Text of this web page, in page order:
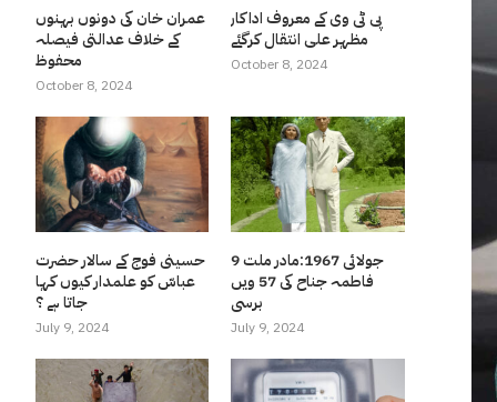
عمران خان کی دونوں بہنوں
کے خلاف عدالتی فیصلہ
محفوظ
October 8, 2024
پی ٹی وی کے معروف اداکار
مظہر علی انتقال کرگئے
October 8, 2024
حسینی فوج کے سالار حضرت
عباسّ کو علمدار کیوں کہا
جاتا ہے ؟
July 9, 2024
9 جولائی 1967:مادر ملت
فاطمہ جناح کی 57 ویں
برسی
July 9, 2024